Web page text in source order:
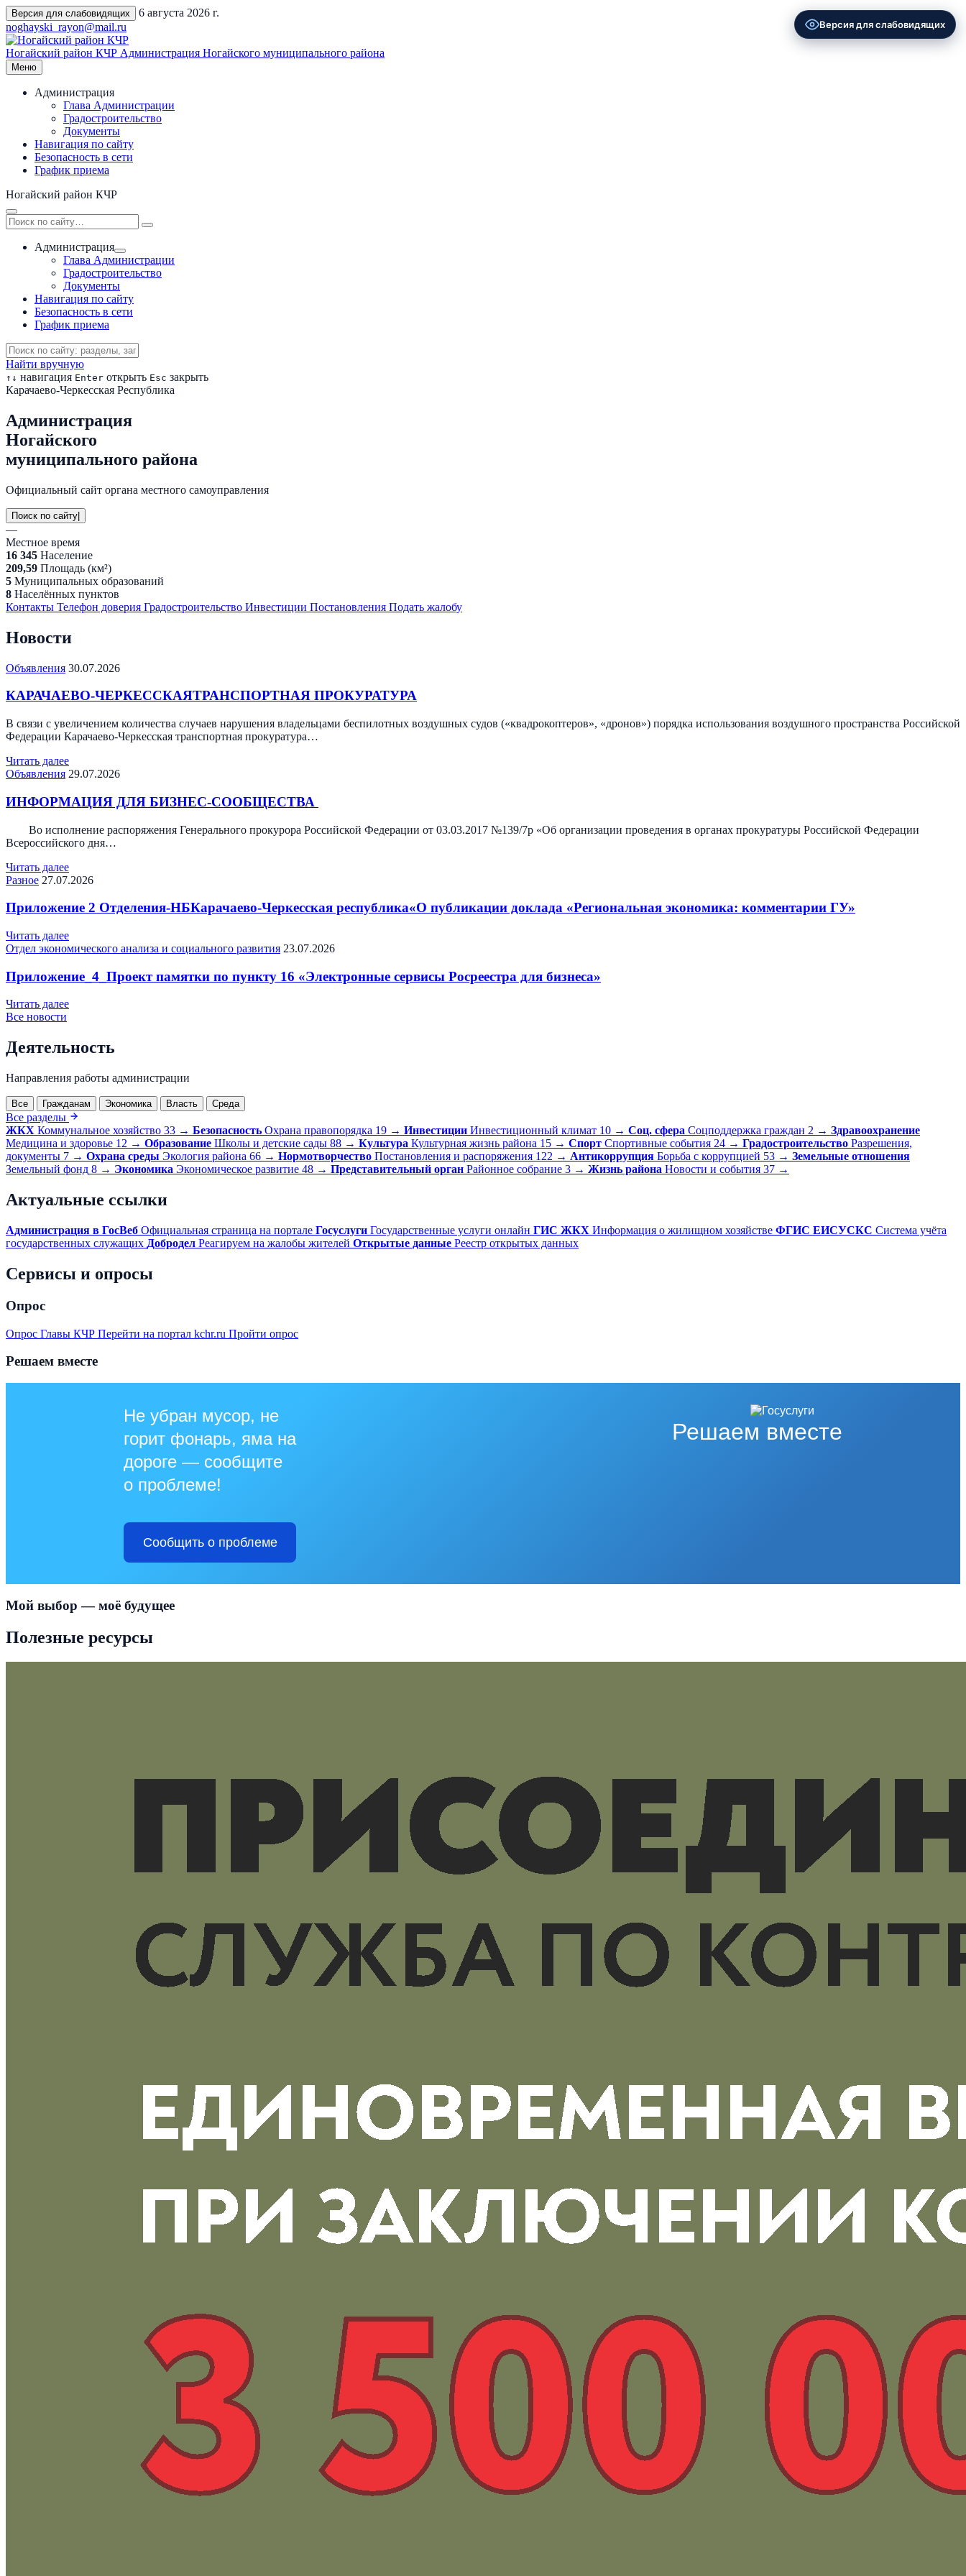
Перейти
к
содержимому
Версия для слабовидящих
6 августа 2026 г.
noghayski_rayon@mail.ru
Ногайский район КЧР Администрация Ногайского муниципального района
Меню
Администрация
Глава Администрации
Градостроительство
Документы
Навигация по сайту
Безопасность в сети
График приема
Ногайский район КЧР
Администрация
Глава Администрации
Градостроительство
Документы
Навигация по сайту
Безопасность в сети
График приема
Найти вручную
↑ ↓ навигация Enter открыть Esc закрыть
Карачаево-Черкесская Республика
Администрация
Ногайского
муниципального района
Официальный сайт органа местного самоуправления
Поиск по сайту
—
Местное время
16 345 Население
209,59 Площадь (км²)
5 Муниципальных образований
8 Населённых пунктов
Контакты Телефон доверия Градостроительство Инвестиции Постановления Подать жалобу
Новости
Объявления 30.07.2026
КАРАЧАЕВО-ЧЕРКЕССКАЯТРАНСПОРТНАЯ ПРОКУРАТУРА
В связи с увеличением количества случаев нарушения владельцами беспилотных воздушных судов («квадрокоптеров», «дронов») порядка использования воздушного пространства Российской
Федерации Карачаево-Черкесская транспортная прокуратура…
Читать далее
Объявления 29.07.2026
ИНФОРМАЦИЯ ДЛЯ БИЗНЕС-СООБЩЕСТВА
Во исполнение распоряжения Генерального прокурора Российской Федерации от 03.03.2017 №139/7р «Об организации проведения в органах прокуратуры Российской Федерации
Всероссийского дня…
Читать далее
Разное 27.07.2026
Приложение 2 Отделения-НБКарачаево-Черкесская республика«О публикации доклада «Региональная экономика: комментарии ГУ»
Читать далее
Отдел экономического анализа и социального развития 23.07.2026
Приложение_4_Проект памятки по пункту 16 «Электронные сервисы Росреестра для бизнеса»
Читать далее
Все новости
Деятельность
Направления работы администрации
Все Гражданам Экономика Власть Среда
Все разделы
ЖКХ Коммунальное хозяйство 33 → Безопасность Охрана правопорядка 19 → Инвестиции Инвестиционный климат 10 → Соц. сфера Соцподдержка граждан 2 → Здравоохранение
Медицина и здоровье 12 → Образование Школы и детские сады 88 → Культура Культурная жизнь района 15 → Спорт Спортивные события 24 → Градостроительство Разрешения,
документы 7 → Охрана среды Экология района 66 → Нормотворчество Постановления и распоряжения 122 → Антикоррупция Борьба с коррупцией 53 → Земельные отношения
Земельный фонд 8 → Экономика Экономическое развитие 48 → Представительный орган Районное собрание 3 → Жизнь района Новости и события 37 →
Актуальные ссылки
Администрация в ГосВеб Официальная страница на портале Госуслуги Государственные услуги онлайн ГИС ЖКХ Информация о жилищном хозяйстве ФГИС ЕИСУСКС Система учёта
государственных служащих Добродел Реагируем на жалобы жителей Открытые данные Реестр открытых данных
Сервисы и опросы
Опрос
Опрос Главы КЧР Перейти на портал kchr.ru Пройти опрос
Решаем вместе
Решаем вместе
Не убран мусор, не
горит фонарь, яма на
дороге — сообщите
о проблеме!
Сообщить о проблеме
Мой выбор — моё будущее
Полезные ресурсы
Версия для слабовидящих